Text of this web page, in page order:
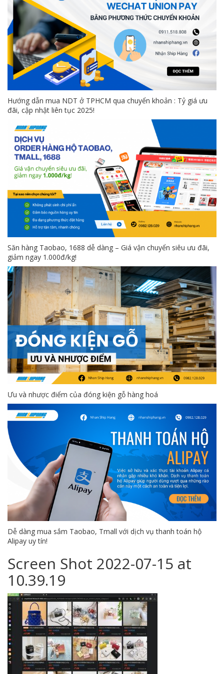
Hướng dẫn mua NDT ở TPHCM qua chuyển khoản : Tỷ giá ưu
đãi, cập nhật liên tục 2025!
Săn hàng Taobao, 1688 dễ dàng – Giá vận chuyển siêu ưu đãi,
giảm ngay 1.000đ/kg!
Ưu và nhược điểm của đóng kiện gỗ hàng hoá
Dễ dàng mua sắm Taobao, Tmall với dịch vụ thanh toán hộ
Alipay uy tín!
Screen Shot 2022-07-15 at
10.39.19